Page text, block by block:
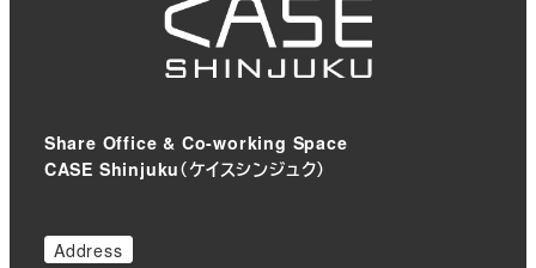
Share Office & Co-working Space
CASE Shinjuku（ケイスシンジュク）
Address